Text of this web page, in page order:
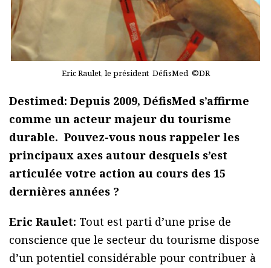
Eric Raulet, le président DéfisMed ©DR
Destimed: Depuis 2009, DéfisMed s’affirme
comme un acteur majeur du tourisme
durable. Pouvez-vous nous rappeler les
principaux axes autour desquels s’est
articulée votre action au cours des 15
dernières années ?
Eric Raulet: Tout est parti d’une prise de
conscience que le secteur du tourisme dispose
d’un potentiel considérable pour contribuer à